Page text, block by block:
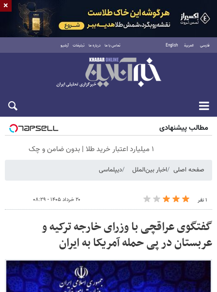
فارسی العربية English تماس با ما درباره ما تبلیغات آرشیو
جمعه ۱۶ مرداد ۱۴۰۵
مطالب پیشنهادی
۱ میلیارد اعتبار خرید طلا | بدون ضامن و چک
صفحه اصلی اخبار بین‌الملل دیپلماسی
۱ نفر ۲۰ خرداد ۱۴۰۵ - ۰۸:۲۹
گفتگوی عراقچی با وزرای خارجه ترکیه و
عربستان در پی حمله آمریکا به ایران
×